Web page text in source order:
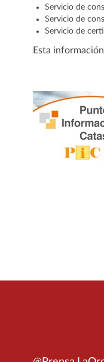
Servicio de
Servicio de
Servicio de
Esta